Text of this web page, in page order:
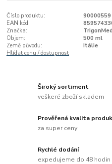
Číslo produktu:
90000559
EAN kód:
Značka:
Objem:
500 ml
Země původu:
Itálie
Hlídat cenu / dostupnost
Široký sortiment
veškeré zboží skladem
Prověřená kvalita
za super ceny
Rychlé dodání
expedujeme do 48 hodin